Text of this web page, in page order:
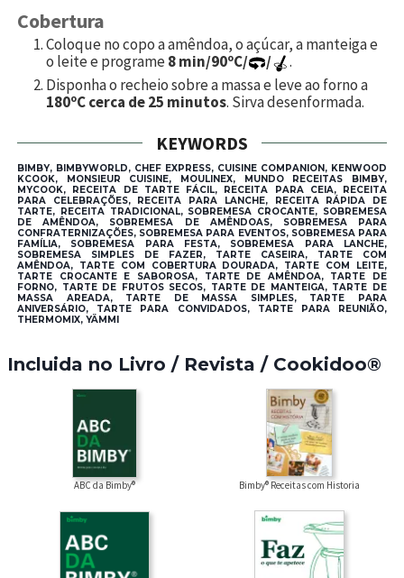
Cobertura
Coloque no copo a amêndoa, o açúcar, a manteiga e
o leite e programe8 min/90ºC/ /
.
Disponha o recheio sobre a massa e leve ao forno a
180ºC cerca de 25 minutos. Sirva desenformada.
KEYWORDS
BIMBY, BIMBYWORLD, CHEF EXPRESS, CUISINE COMPANION, KENWOOD
KCOOK, MONSIEUR CUISINE, MOULINEX, MUNDO RECEITAS BIMBY,
MYCOOK, RECEITA DE TARTE FÁCIL, RECEITA PARA CEIA, RECEITA
PARA CELEBRAÇÕES, RECEITA PARA LANCHE, RECEITA RÁPIDA DE
TARTE, RECEITA TRADICIONAL, SOBREMESA CROCANTE, SOBREMESA
DE AMÊNDOA, SOBREMESA DE AMÊNDOAS, SOBREMESA PARA
CONFRATERNIZAÇÕES, SOBREMESA PARA EVENTOS, SOBREMESA PARA
FAMÍLIA, SOBREMESA PARA FESTA, SOBREMESA PARA LANCHE,
SOBREMESA SIMPLES DE FAZER, TARTE CASEIRA, TARTE COM
AMÊNDOA, TARTE COM COBERTURA DOURADA, TARTE COM LEITE,
TARTE CROCANTE E SABOROSA, TARTE DE AMÊNDOA, TARTE DE
FORNO, TARTE DE FRUTOS SECOS, TARTE DE MANTEIGA, TARTE DE
MASSA AREADA, TARTE DE MASSA SIMPLES, TARTE PARA
ANIVERSÁRIO, TARTE PARA CONVIDADOS, TARTE PARA REUNIÃO,
THERMOMIX, YÄMMI
Incluida no Livro / Revista / Cookidoo®
ABC da Bimby® Bimby® Receitas com Historia